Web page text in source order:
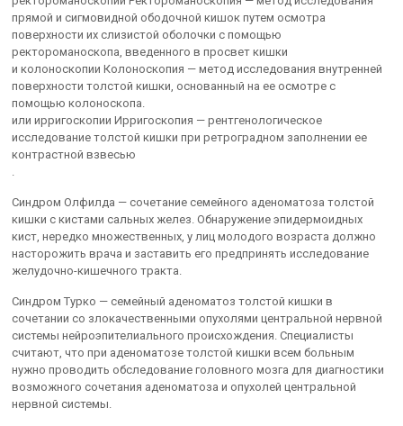
прямой и сигмовидной ободочной кишок путем осмотра
поверхности их слизистой оболочки с помощью
ректороманоскопа, введенного в просвет кишки
и колоноскопии Колоноскопия — метод исследования внутренней
поверхности толстой кишки, основанный на ее осмотре с
помощью колоноскопа.
или ирригоскопии Ирригоскопия — рентгенологическое
исследование толстой кишки при ретроградном заполнении ее
контрастной взвесью
.
Синдром Олфилда — сочетание семейного аденоматоза толстой
кишки с кистами сальных желез. Обнаружение эпидермоидных
кист, нередко множественных, у лиц молодого возраста должно
насторожить врача и заставить его предпринять исследование
желудочно-кишечного тракта.
Синдром Турко — семейный аденоматоз толстой кишки в
сочетании со злокачественными опухолями центральной нервной
системы нейроэпителиального происхождения. Специалисты
считают, что при аденоматозе толстой кишки всем больным
нужно проводить обследование головного мозга для диагностики
возможного сочетания аденоматоза и опухолей центральной
нервной системы.